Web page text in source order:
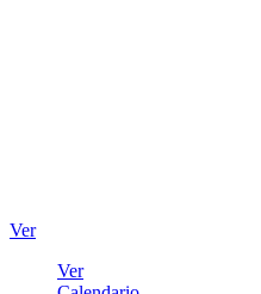
Ver
Ver